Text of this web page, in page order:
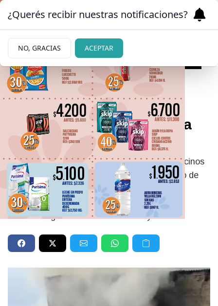
Voraz incendio de vivienda
en el barrio Arrayanes
Densas columnas de humo alertaron a los vecinos
sobre un nuevo incendio estructural en el Alto de
Bariloche. Cerca de las 14 horas, bomberos
voluntarios del cuartel central acudieron a un
incendio registrado en el barrio Arrayanes.
¿Querés recibir nuestras notificaciones?
NO, GRACIAS ACEPTAR